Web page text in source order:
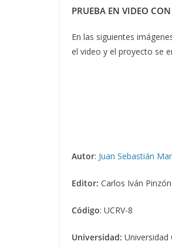
PRUEBA EN VIDEO
En las siguientes
el video y el proyecto se
Autor: Juan Sebastián
Editor: Carlos Iván Pinzón
Código: UCRV-8
Universidad: Universidad